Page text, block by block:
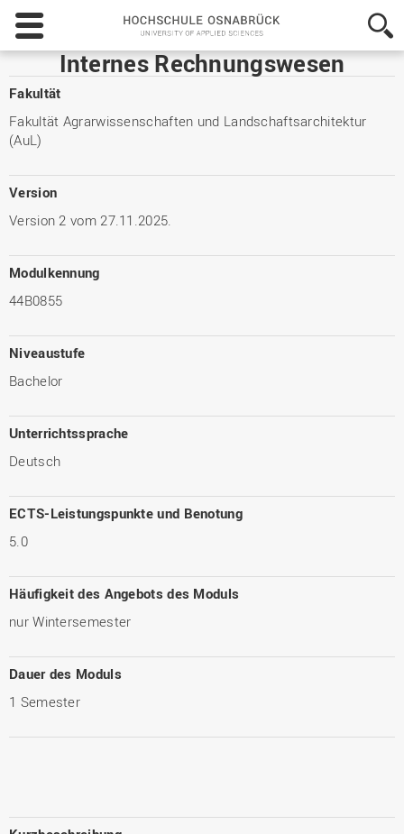
Hochschule
Osnabrück
-
University
Sciences
Internes Rechnungswesen
Fakultät
Fakultät Agrarwissenschaften und Landschaftsarchitektur
(AuL)
Version
Version 2 vom 27.11.2025.
Modulkennung
44B0855
Niveaustufe
Bachelor
Unterrichtssprache
Deutsch
ECTS-Leistungspunkte und Benotung
5.0
Häufigkeit des Angebots des Moduls
nur Wintersemester
Dauer des Moduls
1 Semester